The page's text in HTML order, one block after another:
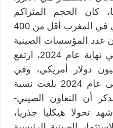
2016 تقريبا، كان الحجم المتراكم
للاستثمار المباشر الصيني في المغرب أقل من 400
عدد المؤسسات الصينية
في المغرب قليلا جدا. في نهاية عام 2024، ارتفع
إلى 749 مليون دولار أمريكي، وفي
الفترة من عام 2023 إلى عام 2024 بلغت نسبة
بالذكر أن التعاون الصيني-
تحولا هيكليا جذريا،